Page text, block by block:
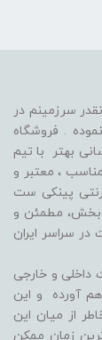
سرزمینم در
. فروشگاه
بهتر با تیم
، معتبر و
پینکی ست
بخش، مطمئن و
در سراسر ایران
داخلی و خارجی
آورده و اين
از ميان اين
زمان ممکن